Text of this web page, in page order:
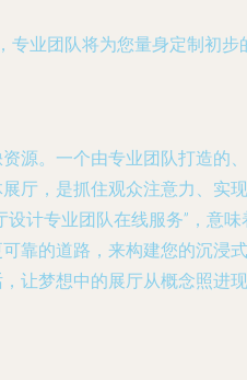
专业团队将为您量身定制初步
源。一个由专业团队打造的、
厅，是抓住观众注意力、实现
计专业团队在线服务”，意味
靠的道路，来构建您的沉浸式
让梦想中的展厅从概念照进现